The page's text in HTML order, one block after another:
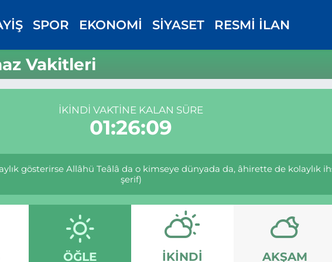
SPOR EKONOMİ SİYASET RESMİ İLAN
Vakitleri
İKINDI VAKTINE KALAN SÜRE
01:26:08
gösterirse Allâhü Teâlâ da o kimseye dünyada da, âhirette de kolaylık
şerif)
ÖĞLE İKINDI AKŞAM